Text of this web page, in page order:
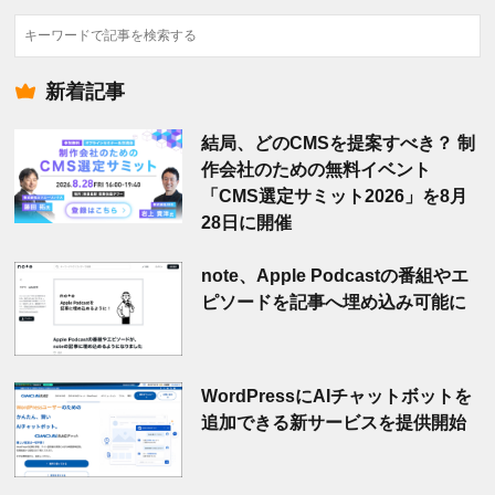
検
索
新着記事
結局、どのCMSを提案すべき？ 制
作会社のための無料イベント
「CMS選定サミット2026」を8月
28日に開催
note、Apple Podcastの番組やエ
ピソードを記事へ埋め込み可能に
WordPressにAIチャットボットを
追加できる新サービスを提供開始